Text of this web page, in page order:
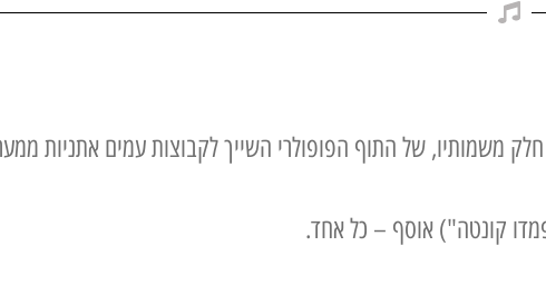
משמותיו, של התוף הפופולרי השייך לקבוצות עמים אתניות
קונטה") אוסף – כל אחד.